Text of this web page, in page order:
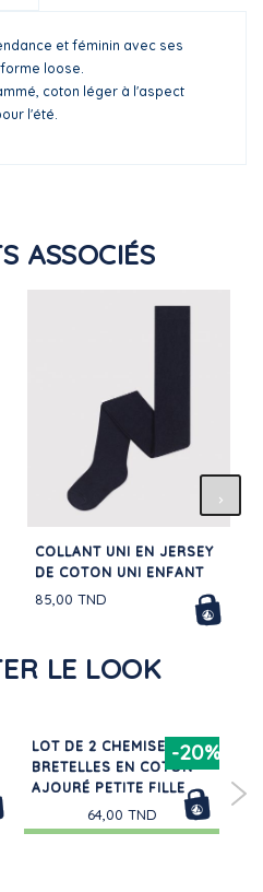
et féminin avec ses
loose.
coton léger à l'aspect
l'été.
ASSOCIÉS
COLLANT UNI EN JERSEY
DE COTON UNI ENFANT
85,00 TND
LE LOOK
-20%
LOT DE 2 CHEMISES À
BRETELLES EN COTON
AJOURÉ PETITE FILLE
64,00 TND